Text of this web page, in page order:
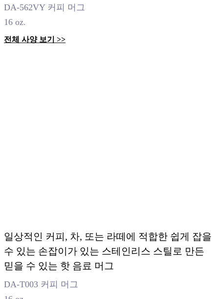
DA-562VY 커피 머그
16 oz.
전체 사양 보기 >>
일상적인 커피, 차, 또는 라떼에 적합한 쉽게 잡을
수 있는 손잡이가 있는 스테인리스 스틸로 만든
믿을 수 있는 핫 음료 머그
DA-T003 커피 머그